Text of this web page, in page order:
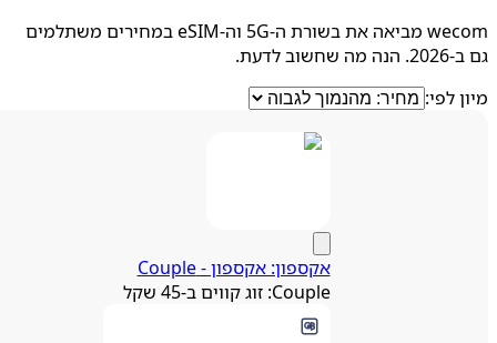
wecom מביאה את בשורת ה-5G וה-eSIM במחירים משתלמים
לדעת.
לפי:
אקספון: אקספון - Couple
Couple: זוג קווים ב-45 שקל